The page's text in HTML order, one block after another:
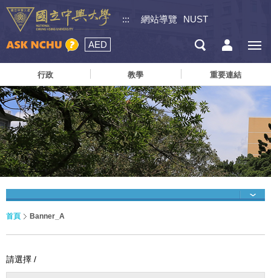
::: 網站導覽 NUST
AED
行政 教學 重要連結
首頁 Banner_A
請選擇 /